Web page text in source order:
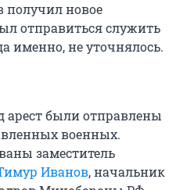
получил новое
отправиться служить
именно, не уточнялось.
арест были отправлены
военных.
заместитель
Иванов, начальник